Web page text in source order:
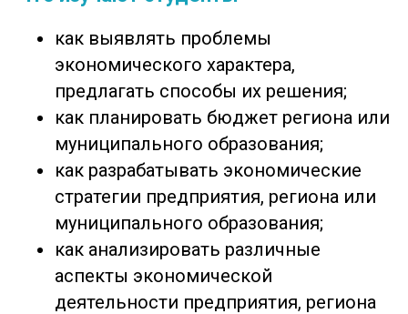
как выявлять проблемы
экономического характера,
предлагать способы их решения;
как планировать бюджет региона или
муниципального образования;
как разрабатывать экономические
стратегии предприятия, региона или
муниципального образования;
как анализировать различные
аспекты экономической
деятельности предприятия, региона